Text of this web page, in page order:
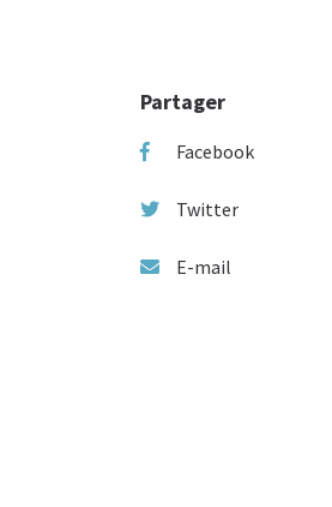
Partager
Facebook
Twitter
E-mail